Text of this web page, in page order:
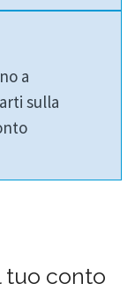
a
sulla
tuo conto